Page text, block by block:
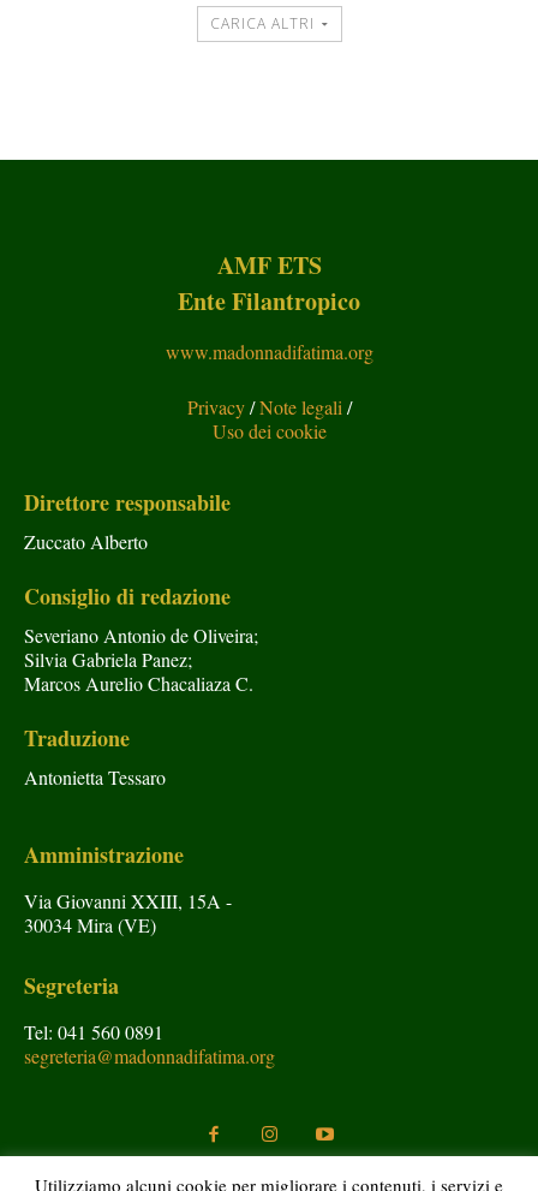
CARICA ALTRI
AMF ETS
Ente Filantropico
www.madonnadifatima.org
Privacy/Note legali /
Uso dei cookie
Direttore responsabile
Zuccato Alberto
Consiglio di redazione
Severiano Antonio de Oliveira;
Silvia Gabriela Panez;
Marcos Aurelio Chacaliaza C.
Traduzione
Antonietta Tessaro
Amministrazione
Via Giovanni XXIII, 15A -
30034 Mira (VE)
Segreteria
Tel: 041 560 0891
segreteria@madonnadifatima.org
Utilizziamo alcuni cookie per migliorare i contenuti, i servizi e